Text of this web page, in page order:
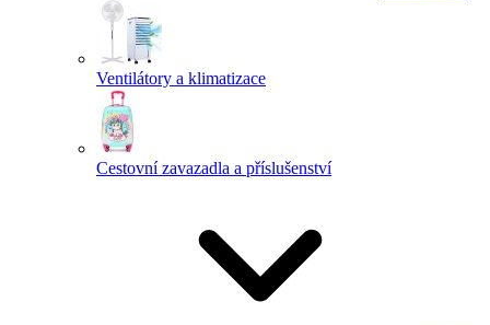
Ventilátory a klimatizace
Cestovní zavazadla a příslušenství